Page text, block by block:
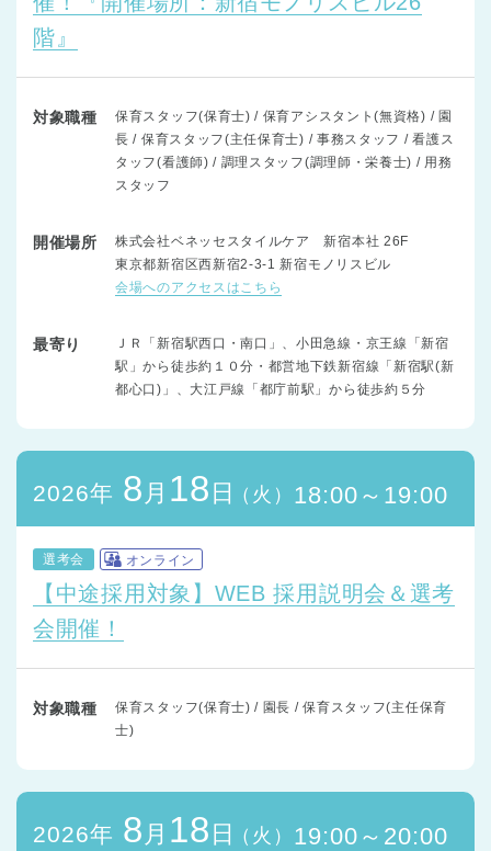
階』
対象職種
保育スタッフ(保育士) / 保育アシスタント(無資格) / 園
長 / 保育スタッフ(主任保育士) / 事務スタッフ / 看護ス
タッフ(看護師) / 調理スタッフ(調理師・栄養士) / 用務
スタッフ
開催場所
株式会社ベネッセスタイルケア 新宿本社 26F
東京都新宿区西新宿2-3-1 新宿モノリスビル
会場へのアクセスはこちら
最寄り
ＪＲ「新宿駅西口・南口」、小田急線・京王線「新宿
駅」から徒歩約１０分・都営地下鉄新宿線「新宿駅(新
都心口)」、大江戸線「都庁前駅」から徒歩約５分
2026年 8 月 18 日 （火） 18:00～19:00
選考会 オンライン
【中途採用対象】WEB 採用説明会＆選考
会開催！
対象職種
保育スタッフ(保育士) / 園長 / 保育スタッフ(主任保育
士)
2026年 8 月 18 日 （火） 19:00～20:00